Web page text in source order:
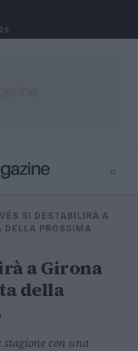
⌕
⌕
SI DESTABILIRÀ A
DELLA PROSSIMA
a Girona
della
stagione con una